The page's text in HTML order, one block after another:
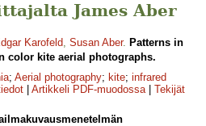
James Aber
Karofeld, Susan Aber. Patterns in
color kite aerial photographs.
; Aerial photography; kite; infrared
Artikkeli PDF-muodossa| Tekijät